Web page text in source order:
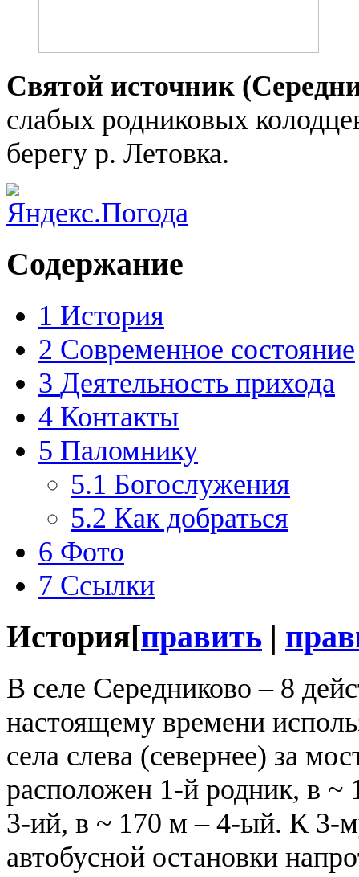
Святой источник
слабых родниковых
берегу р. Летовка.
Содержание
1 История
2 Современное состояние
3 Деятельность прихода
4 Контакты
5 Паломнику
5.1 Богослужения
5.2 Как добраться
6 Фото
7 Ссылки
История[править |
В селе Середниково – 8
настоящему времени
села слева (севернее) за
расположен 1-й родник, в
3-ий, в ~ 170 м – 4-ый. К 3-
автобусной остановки